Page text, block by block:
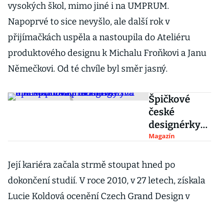
vysokých škol, mimo jiné i na UMPRUM.
Napoprvé to sice nevyšlo, ale další rok v
přijímačkách uspěla a nastoupila do Ateliéru
produktového designu k Michalu Froňkovi a Janu
Němečkovi. Od té chvíle byl směr jasný.
Špičkové
české
designérky
Monsportová
a Navrátilová
představily
svá díla na
pozvání e15
Magazín
Její kariéra začala strmě stoupat hned po
dokončení studií. V roce 2010, v 27 letech, získala
Lucie Koldová ocenění Czech Grand Design v